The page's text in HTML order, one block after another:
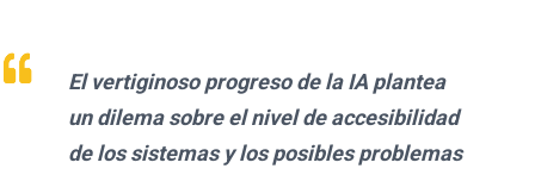
El vertiginoso progreso de la IA plantea
un dilema sobre el nivel de accesibilidad
de los sistemas y los posibles problemas